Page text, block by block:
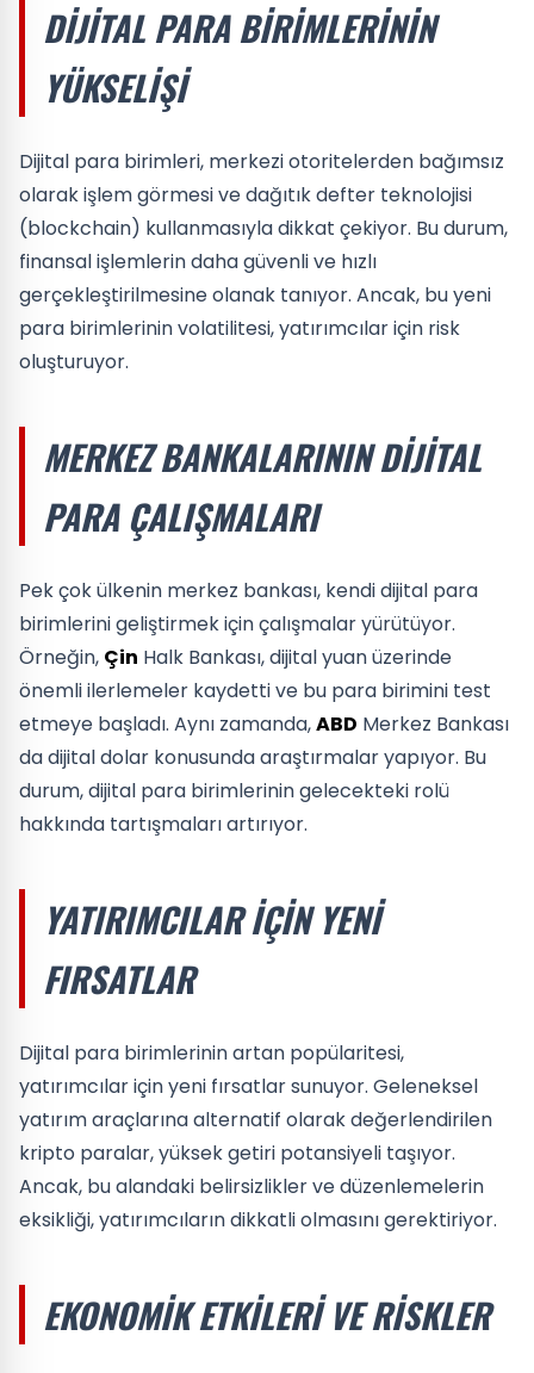
DIJITAL PARA BIRIMLERININ
YÜKSELIŞI
Dijital para birimleri, merkezi otoritelerden bağımsız
olarak işlem görmesi ve dağıtık defter teknolojisi
(blockchain) kullanmasıyla dikkat çekiyor. Bu durum,
finansal işlemlerin daha güvenli ve hızlı
gerçekleştirilmesine olanak tanıyor. Ancak, bu yeni
para birimlerinin volatilitesi, yatırımcılar için risk
oluşturuyor.
MERKEZ BANKALARININ DIJITAL
PARA ÇALIŞMALARI
Pek çok ülkenin merkez bankası, kendi dijital para
birimlerini geliştirmek için çalışmalar yürütüyor.
Örneğin, Çin Halk Bankası, dijital yuan üzerinde
önemli ilerlemeler kaydetti ve bu para birimini test
etmeye başladı. Aynı zamanda,ABD Merkez Bankası
da dijital dolar konusunda araştırmalar yapıyor. Bu
durum, dijital para birimlerinin gelecekteki rolü
hakkında tartışmaları artırıyor.
YATIRIMCILAR İÇIN YENI
FIRSATLAR
Dijital para birimlerinin artan popülaritesi,
yatırımcılar için yeni fırsatlar sunuyor. Geleneksel
yatırım araçlarına alternatif olarak değerlendirilen
kripto paralar, yüksek getiri potansiyeli taşıyor.
Ancak, bu alandaki belirsizlikler ve düzenlemelerin
eksikliği, yatırımcıların dikkatli olmasını gerektiriyor.
EKONOMIK ETKILERI VE RISKLER